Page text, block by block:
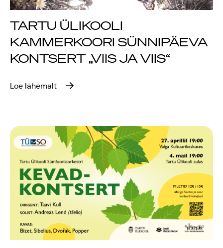
Üliõpilasmaja 20.
sünnipäev
Gaudeamus 2018
TARTU ÜLIKOOLI
KAMMERKOORI SÜNNIPÄEVA
KONTSERT „VIIS JA VIIS“
Loe lähemalt